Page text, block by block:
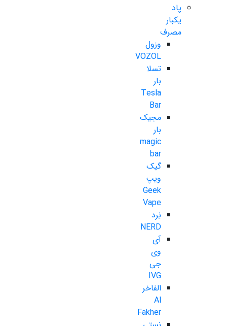
پاد
یکبار
مصرف
وزول
VOZOL
تسلا
بار
Tesla
Bar
مجیک
بار
magic
bar
گیک
ویپ
Geek
Vape
نِرد
NERD
آی
وی
جی
IVG
الفاخر
Al
Fakher